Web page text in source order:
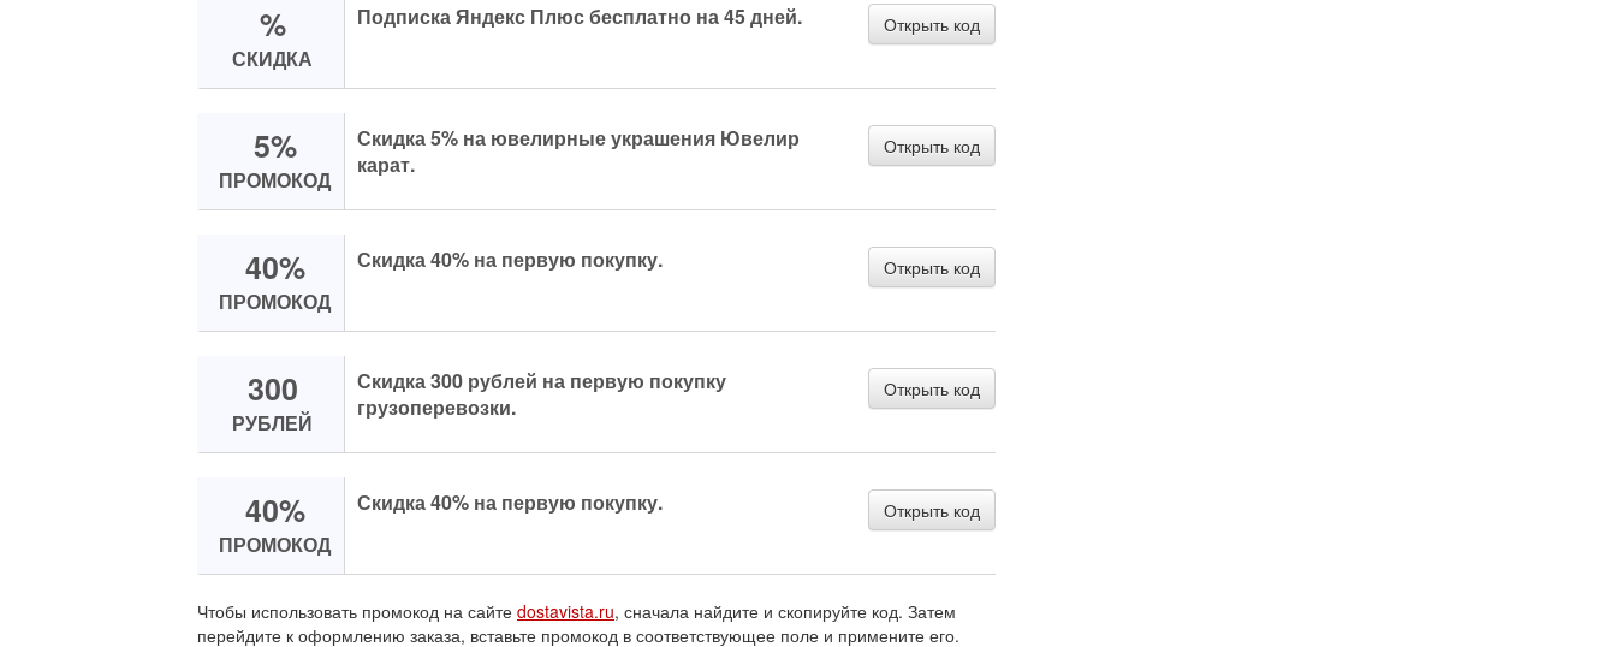
%
СКИДКА
Подписка Яндекс Плюс бесплатно на 45 дней. Открыть код
5%
ПРОМОКОД
Скидка 5% на ювелирные украшения Ювелир
карат.
Открыть код
40%
ПРОМОКОД
Скидка 40% на первую покупку. Открыть код
300
РУБЛЕЙ
Скидка 300 рублей на первую покупку
грузоперевозки.
Открыть код
40%
ПРОМОКОД
Скидка 40% на первую покупку. Открыть код
Чтобы использовать промокод на сайте dostavista.ru, сначала найдите и скопируйте код. Затем
перейдите к оформлению заказа, вставьте промокод в соответствующее поле и примените его.